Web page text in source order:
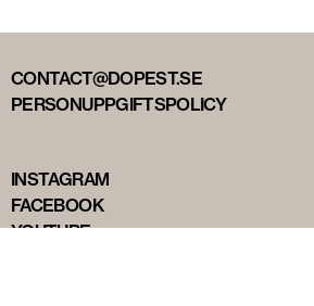
CONTACT@DOPEST.SE
PERSONUPPGIFTSPOLICY
INSTAGRAM
FACEBOOK
YOUTUBE